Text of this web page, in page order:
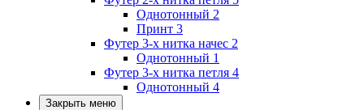
Однотонный 2
Принт 3
Футер 3-х нитка начес 2
Однотонный 1
Футер 3-х нитка петля 4
Однотонный 4
Закрыть меню